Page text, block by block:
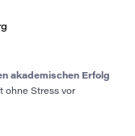
akademischen Erfolg
ohne Stress vor